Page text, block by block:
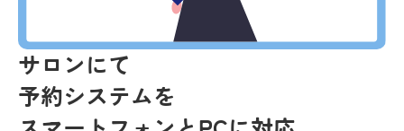
サロンにて
予約システムを